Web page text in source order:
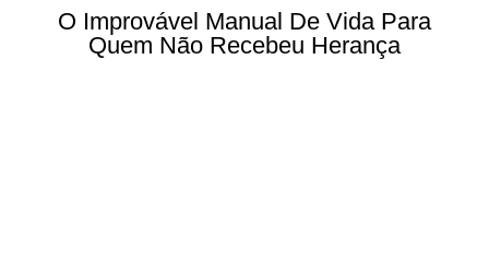
O Improvável Manual De Vida Para
Quem Não Recebeu Herança